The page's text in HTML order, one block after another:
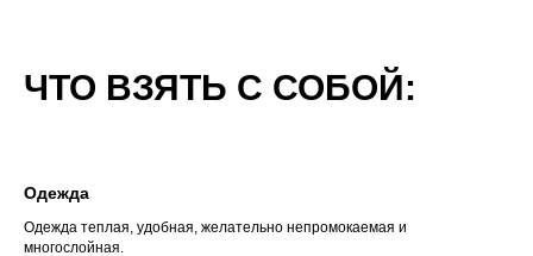
ЧТО ВЗЯТЬ С СОБОЙ:
Одежда
Одежда теплая, удобная, желательно непромокаемая и
многослойная.